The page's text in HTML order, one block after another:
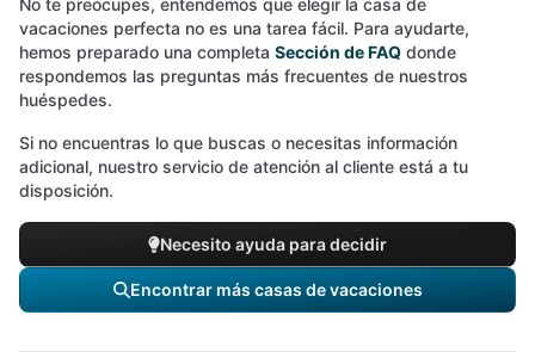
No te preocupes, entendemos que elegir la casa de
vacaciones perfecta no es una tarea fácil. Para ayudarte,
hemos preparado una completa Sección de FAQ donde
respondemos las preguntas más frecuentes de nuestros
huéspedes.
Si no encuentras lo que buscas o necesitas información
adicional, nuestro servicio de atención al cliente está a tu
disposición.
Necesito ayuda para decidir
Encontrar más casas de vacaciones